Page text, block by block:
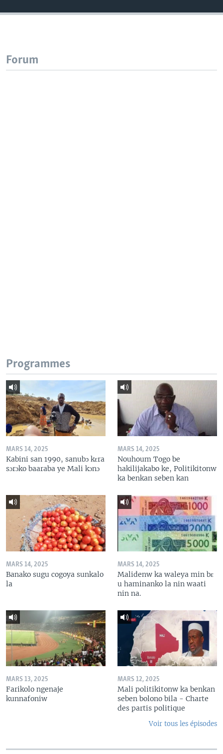
Forum
Programmes
MARS 14, 2025
Kabini san 1990, sanubɔ kɛra
sɔrɔko baaraba ye Mali kɔnɔ
MARS 14, 2025
Nouhoum Togo be
hakilijakabo ke, Politikitonw
ka benkan seben kan
MARS 14, 2025
Banako sugu cogoya sunkalo
la
MARS 14, 2025
Malidenw ka waleya min bɛ
u haminanko la nin waati
nin na.
MARS 13, 2025
Farikolo ngenaje
kunnafoniw
MARS 12, 2025
Mali politikitonw ka benkan
seben bolono bila - Charte
des partis politique
Voir tous les épisodes